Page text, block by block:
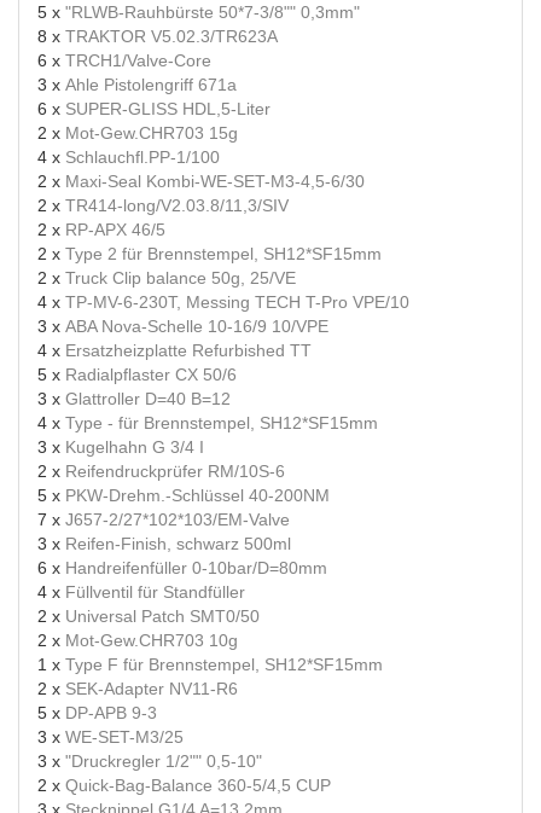
5 x "RLWB-Rauhbürste 50*7-3/8"" 0,3mm"
8 x TRAKTOR V5.02.3/TR623A
6 x TRCH1/Valve-Core
3 x Ahle Pistolengriff 671a
6 x SUPER-GLISS HDL,5-Liter
2 x Mot-Gew.CHR703 15g
4 x Schlauchfl.PP-1/100
2 x Maxi-Seal Kombi-WE-SET-M3-4,5-6/30
2 x TR414-long/V2.03.8/11,3/SIV
2 x RP-APX 46/5
2 x Type 2 für Brennstempel, SH12*SF15mm
2 x Truck Clip balance 50g, 25/VE
4 x TP-MV-6-230T, Messing TECH T-Pro VPE/10
3 x ABA Nova-Schelle 10-16/9 10/VPE
4 x Ersatzheizplatte Refurbished TT
5 x Radialpflaster CX 50/6
3 x Glattroller D=40 B=12
4 x Type - für Brennstempel, SH12*SF15mm
3 x Kugelhahn G 3/4 I
2 x Reifendruckprüfer RM/10S-6
5 x PKW-Drehm.-Schlüssel 40-200NM
7 x J657-2/27*102*103/EM-Valve
3 x Reifen-Finish, schwarz 500ml
6 x Handreifenfüller 0-10bar/D=80mm
4 x Füllventil für Standfüller
2 x Universal Patch SMT0/50
2 x Mot-Gew.CHR703 10g
1 x Type F für Brennstempel, SH12*SF15mm
2 x SEK-Adapter NV11-R6
5 x DP-APB 9-3
3 x WE-SET-M3/25
3 x "Druckregler 1/2"" 0,5-10"
2 x Quick-Bag-Balance 360-5/4,5 CUP
3 x Stecknippel G1/4 A=13,2mm